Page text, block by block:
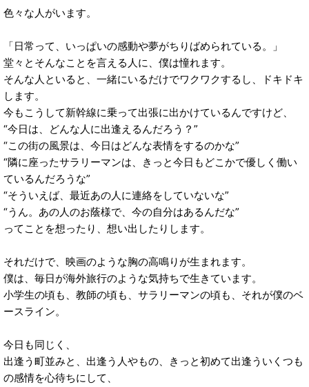
色々な人がいます。
「日常って、いっぱいの感動や夢がちりばめられている。」
堂々とそんなことを言える人に、僕は憧れます。
そんな人といると、一緒にいるだけでワクワクするし、ドキドキ
します。
今もこうして新幹線に乗って出張に出かけているんですけど、
“今日は、どんな人に出逢えるんだろう？”
“この街の風景は、今日はどんな表情をするのかな”
“隣に座ったサラリーマンは、きっと今日もどこかで優しく働い
ているんだろうな”
“そういえば、最近あの人に連絡をしていないな”
“うん。あの人のお蔭様で、今の自分はあるんだな”
ってことを想ったり、想い出したりします。
それだけで、映画のような胸の高鳴りが生まれます。
僕は、毎日が海外旅行のような気持ちで生きています。
小学生の頃も、教師の頃も、サラリーマンの頃も、それが僕のベ
ースライン。
今日も同じく、
出逢う町並みと、出逢う人やもの、きっと初めて出逢ういくつも
の感情を心待ちにして、